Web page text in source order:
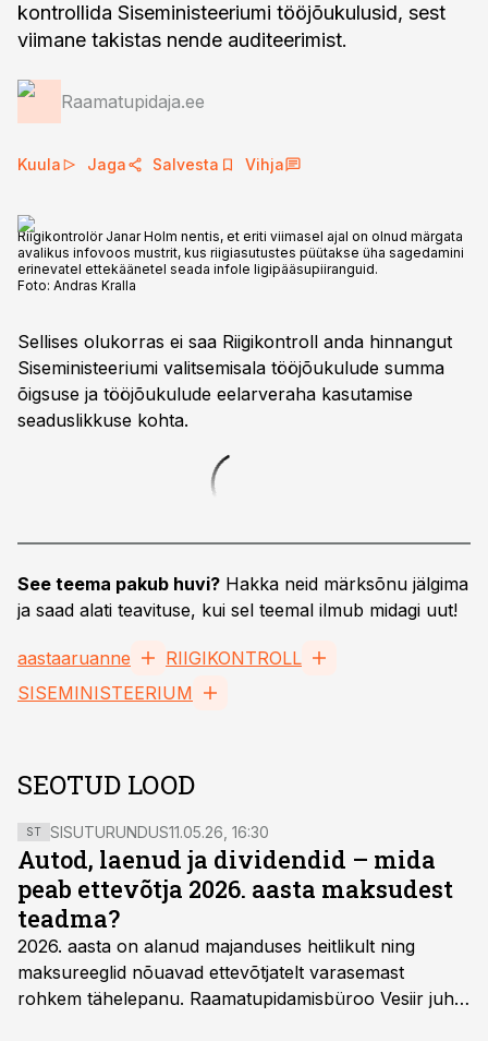
kontrollida Siseministeeriumi tööjõukulusid, sest
viimane takistas nende auditeerimist.
Raamatupidaja.ee
Kuula Jaga Salvesta Vihja
Riigikontrolör Janar Holm nentis, et eriti viimasel ajal on olnud märgata
avalikus infovoos mustrit, kus riigiasutustes püütakse üha sagedamini
erinevatel ettekäänetel seada infole ligipääsupiiranguid.
Foto: Andras Kralla
Sellises olukorras ei saa Riigikontroll anda hinnangut
Siseministeeriumi valitsemisala tööjõukulude summa
õigsuse ja tööjõukulude eelarveraha kasutamise
seaduslikkuse kohta.
See teema pakub huvi? Hakka neid märksõnu jälgima
ja saad alati teavituse, kui sel teemal ilmub midagi uut!
aastaaruanne
RIIGIKONTROLL
SISEMINISTEERIUM
SEOTUD LOOD
ST SISUTURUNDUS11.05.26, 16:30
Autod, laenud ja dividendid – mida
peab ettevõtja 2026. aasta maksudest
teadma?
2026. aasta on alanud majanduses heitlikult ning
maksureeglid nõuavad ettevõtjatelt varasemast
rohkem tähelepanu. Raamatupidamisbüroo Vesiir juht